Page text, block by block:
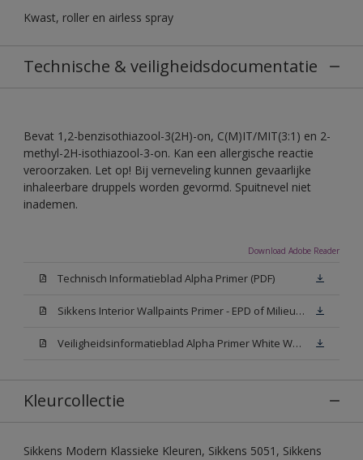
Kwast, roller en airless spray
Technische & veiligheidsdocumentatie
Bevat 1,2-benzisothiazool-3(2H)-on, C(M)IT/MIT(3:1) en 2-
methyl-2H-isothiazool-3-on. Kan een allergische reactie
veroorzaken. Let op! Bij verneveling kunnen gevaarlijke
inhaleerbare druppels worden gevormd. Spuitnevel niet
inademen.
Download Adobe Reader
Technisch Informatieblad Alpha Primer (PDF)
Sikkens Interior Wallpaints Primer - EPD of Milieuproductverklaring
Veiligheidsinformatieblad Alpha Primer White W05 (MSDS)
Kleurcollectie
Sikkens Modern Klassieke Kleuren, Sikkens 5051, Sikkens